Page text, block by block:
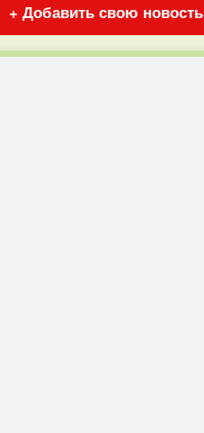
+ Добавить свою новость